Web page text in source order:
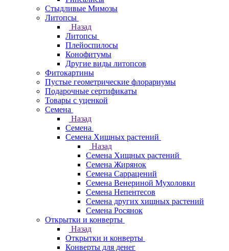
Стыдливые Мимозы
Литопсы
Назад
Литопсы
Плейоспилосы
Конофитумы
Другие виды литопсов
Фитокартины
Пустые геометрические флорариумы
Подарочные сертификаты
Товары с уценкой
Семена
Назад
Семена
Семена Хищных растений
Назад
Семена Хищных растений
Семена Жирянок
Семена Саррацений
Семена Венериной Мухоловки
Семена Непентесов
Семена других хищных растений
Семена Росянок
Открытки и конверты
Назад
Открытки и конверты
Конверты для денег